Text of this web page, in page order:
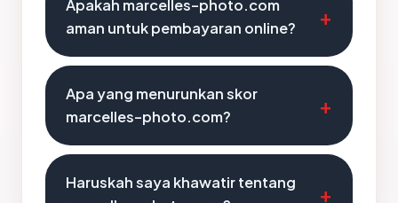
Apakah marcelles-photo.com
aman untuk pembayaran online?
Apa yang menurunkan skor
marcelles-photo.com?
Haruskah saya khawatir tentang